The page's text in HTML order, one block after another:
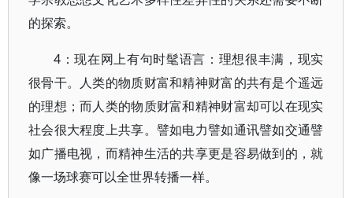
的探索。
4：现在网上有句时髦语言：理想很丰满，现实
很骨干。人类的物质财富和精神财富的共有是个遥远
的理想；而人类的物质财富和精神财富却可以在现实
社会很大程度上共享。譬如电力譬如通讯譬如交通譬
如广播电视，而精神生活的共享更是容易做到的，就
像一场球赛可以全世界转播一样。